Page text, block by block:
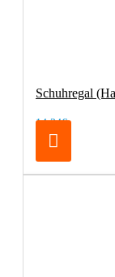
Schuhregal
14,24€